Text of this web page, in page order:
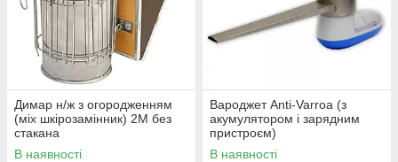
Димар н/ж з огородженням
(міх шкірозамінник) 2М без
стакана
В наявності
Вароджет Anti-Varroa (з
акумулятором і зарядним
пристроєм)
В наявності